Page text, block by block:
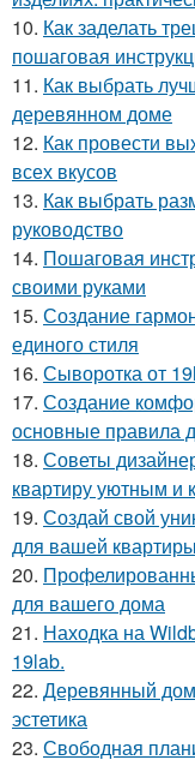
10. Как заделать
пошаговая
11. Как выбрать
деревянном доме
12. Как провести
всех вкусов
13. Как выбрать
руководство
14. Пошаговая
своими руками
15. Создание
единого стиля
16. Сыворотка от
17. Создание
основные правила
18. Советы
квартиру уютным
19. Создай свой
для вашей квартиры
20.
для вашего дома
21. Находка на
19lab.
22. Деревянный дом
эстетика
23. Свободная